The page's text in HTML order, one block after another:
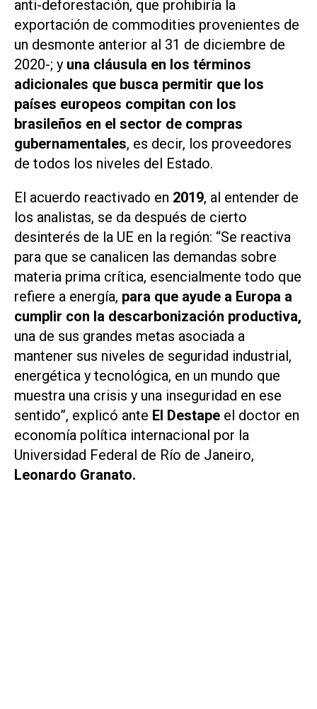
anti-deforestación, que prohibiría la
exportación de commodities provenientes de
un desmonte anterior al 31 de diciembre de
2020-; y una cláusula en los términos
adicionales que busca permitir que los
países europeos compitan con los
brasileños en el sector de compras
gubernamentales, es decir, los proveedores
de todos los niveles del Estado.
El acuerdo reactivado en 2019, al entender de
los analistas, se da después de cierto
desinterés de la UE en la región: “Se reactiva
para que se canalicen las demandas sobre
materia prima crítica, esencialmente todo que
refiere a energía, para que ayude a Europa a
cumplir con la descarbonización productiva,
una de sus grandes metas asociada a
mantener sus niveles de seguridad industrial,
energética y tecnológica, en un mundo que
muestra una crisis y una inseguridad en ese
sentido”, explicó ante El Destape el doctor en
economía política internacional por la
Universidad Federal de Río de Janeiro,
Leonardo Granato.